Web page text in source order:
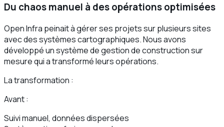
Du chaos manuel à des opérations optimisées
Open Infra peinait à gérer ses projets sur plusieurs sites
avec des systèmes cartographiques. Nous avons
développé un système de gestion de construction sur
mesure qui a transformé leurs opérations.
La transformation :
Avant :
Suivi manuel, données dispersées